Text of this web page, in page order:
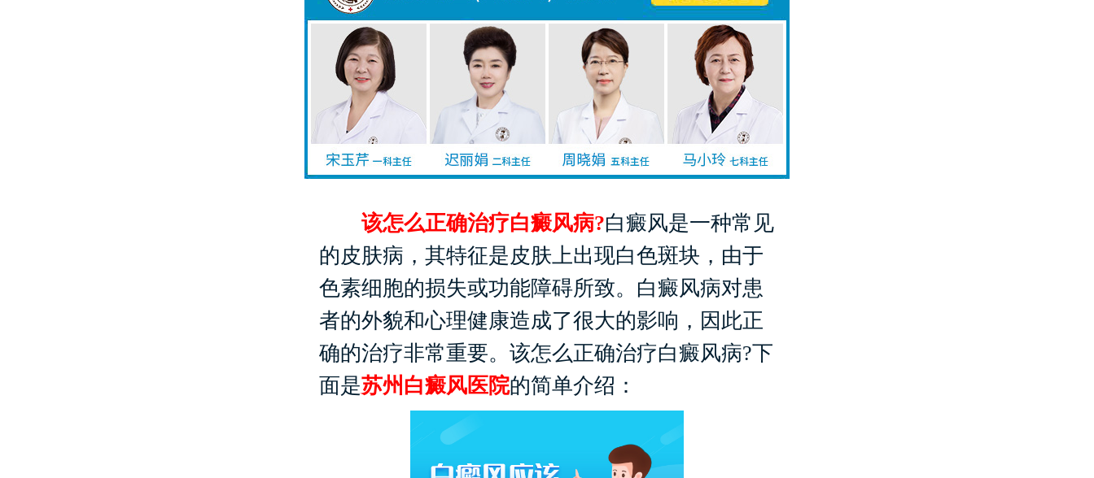
该怎么正确治疗白癜风病?白癜风是一种常见
的皮肤病，其特征是皮肤上出现白色斑块，由于
色素细胞的损失或功能障碍所致。白癜风病对患
者的外貌和心理健康造成了很大的影响，因此正
确的治疗非常重要。该怎么正确治疗白癜风病?下
面是苏州白癜风医院的简单介绍：